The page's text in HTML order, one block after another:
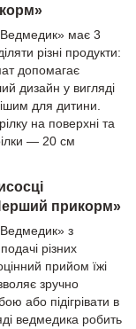
має 3
різні продукти:
допомагає
дизайн у вигляді
для дитини.
на поверхні та
— 20 см
прикорм»
з
різних
прийом їжі
зручно
або підігрівати в
ведмедика робить